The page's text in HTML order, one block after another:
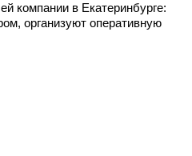
компании в Екатеринбурге:
организуют оперативную